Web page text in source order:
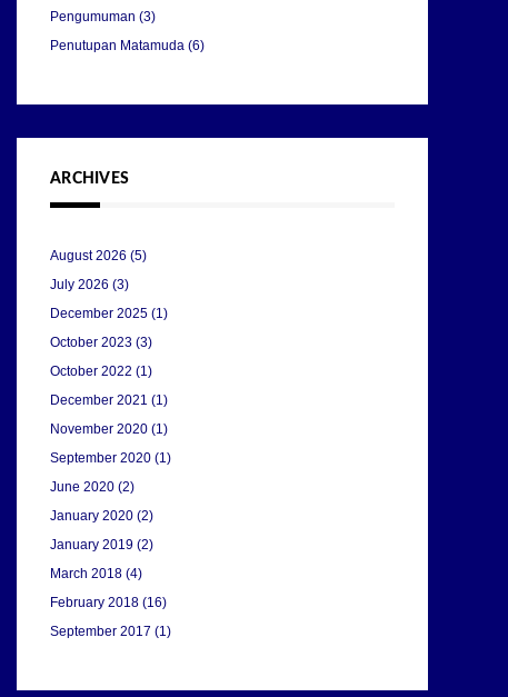
Pengumuman (3)
Penutupan Matamuda (6)
ARCHIVES
August 2026 (5)
July 2026 (3)
December 2025 (1)
October 2023 (3)
October 2022 (1)
December 2021 (1)
November 2020 (1)
September 2020 (1)
June 2020 (2)
January 2020 (2)
January 2019 (2)
March 2018 (4)
February 2018 (16)
September 2017 (1)